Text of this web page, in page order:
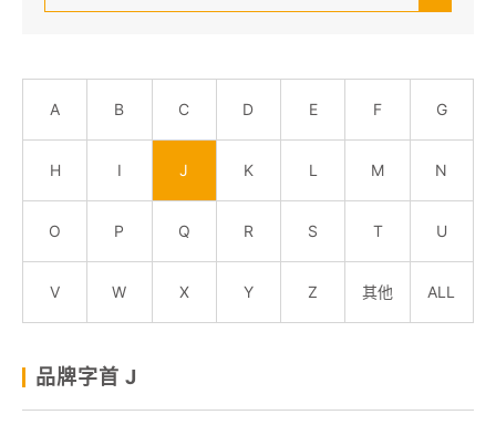
櫃位資訊
顧客服務
關於我們
線上DM
A B C D E F G
H I J K L M N
O P Q R S T U
V W X Y Z 其他 ALL
品牌字首 J